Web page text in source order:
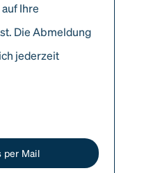
Ihre
Die Abmeldung
jederzeit
per Mail